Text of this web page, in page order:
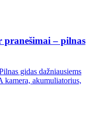
– pilnas
gidas dažniausiems
kamera, akumuliatorius,